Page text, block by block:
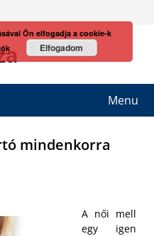
Menu
mindenkorra
A női mell
egy igen
Ön elfogadja a cookie-k
Elfogadom